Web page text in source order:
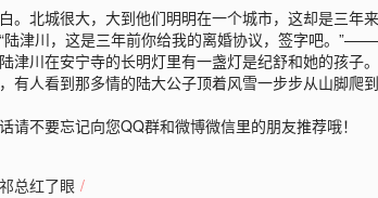
。北城很大，大到他们明明在一个城市，这却是三年
津川，这是三年前你给我的离婚协议，签字吧。
津川在安宁寺的长明灯里有一盏灯是纪舒和她的孩子
人看到那多情的陆大公子顶着风雪一步步从山脚爬
请不要忘记向您QQ群和微博微信里的朋友推荐哦！
总红了眼 /